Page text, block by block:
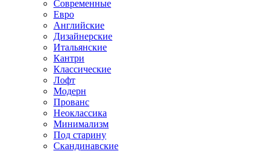
Современные
Евро
Английские
Дизайнерские
Итальянские
Кантри
Классические
Лофт
Модерн
Прованс
Неоклассика
Минимализм
Под старину
Скандинавские